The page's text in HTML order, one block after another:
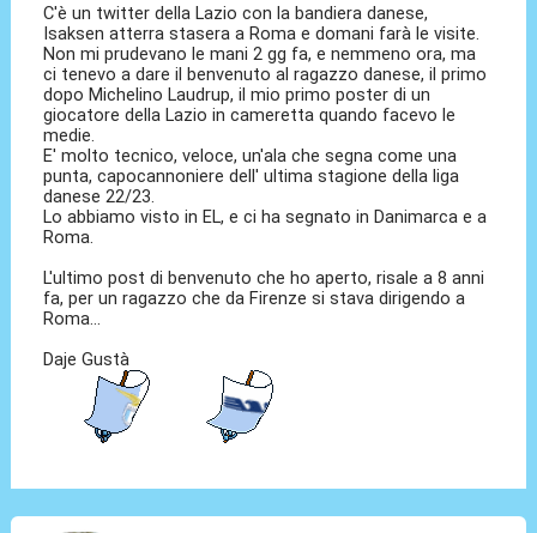
C'è un twitter della Lazio con la bandiera danese,
Isaksen atterra stasera a Roma e domani farà le visite.
Non mi prudevano le mani 2 gg fa, e nemmeno ora, ma
ci tenevo a dare il benvenuto al ragazzo danese, il primo
dopo Michelino Laudrup, il mio primo poster di un
giocatore della Lazio in cameretta quando facevo le
medie.
E' molto tecnico, veloce, un'ala che segna come una
punta, capocannoniere dell' ultima stagione della liga
danese 22/23.
Lo abbiamo visto in EL, e ci ha segnato in Danimarca e a
Roma.
L'ultimo post di benvenuto che ho aperto, risale a 8 anni
fa, per un ragazzo che da Firenze si stava dirigendo a
Roma...
Daje Gustà